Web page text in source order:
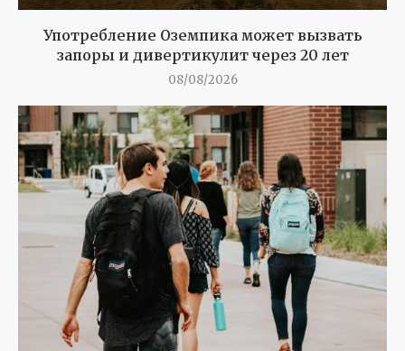
Употребление Оземпика может вызвать
запоры и дивертикулит через 20 лет
08/08/2026